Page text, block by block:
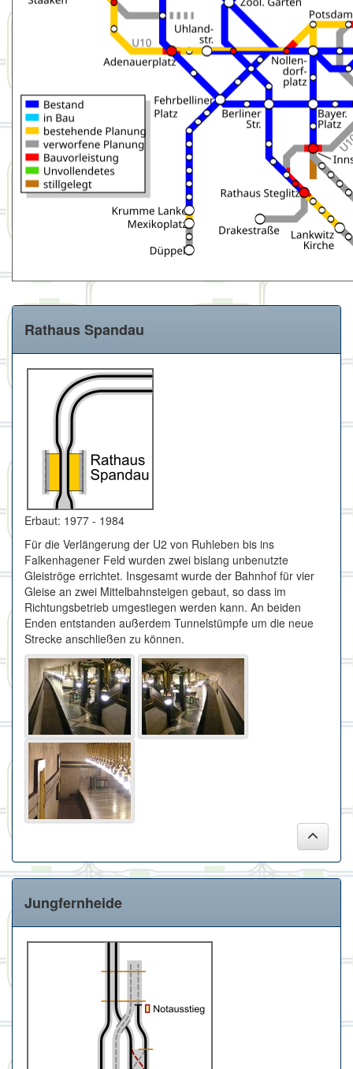
Rathaus Spandau
Erbaut: 1977 - 1984
Für die Verlängerung der U2 von Ruhleben bis ins
Falkenhagener Feld wurden zwei bislang unbenutzte
Gleiströge errichtet. Insgesamt wurde der Bahnhof für vier
Gleise an zwei Mittelbahnsteigen gebaut, so dass im
Richtungsbetrieb umgestiegen werden kann. An beiden
Enden entstanden außerdem Tunnelstümpfe um die neue
Strecke anschließen zu können.
Jungfernheide